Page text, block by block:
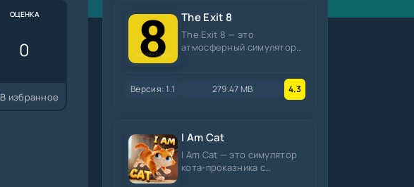
ОЦЕНКА
0
В избранное
The Exit 8
The Exit 8 — это
атмосферный симулятор
разработчика KOTAKE
Версия: 1.1 279.47 MB 4.3
I Am Cat
I Am Cat — это симулятор
кота-проказника с